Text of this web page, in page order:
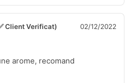
Client Verificat) 02/12/2022
arome, recomand